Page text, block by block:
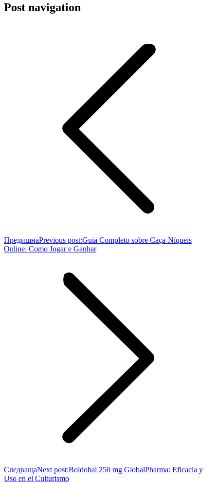
Post navigation
ПредишнаPrevious post:Guia Completo sobre Caça-Níqueis
Online: Como Jogar e Ganhar
СледващаNext post:Boldobal 250 mg GlobalPharma: Eficacia y
Uso en el Culturismo